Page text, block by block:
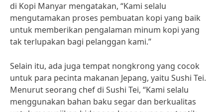
di Kopi Manyar mengatakan, “Kami selalu
mengutamakan proses pembuatan kopi yang baik
untuk memberikan pengalaman minum kopi yang
tak terlupakan bagi pelanggan kami.”
Selain itu, ada juga tempat nongkrong yang cocok
untuk para pecinta makanan Jepang, yaitu Sushi Tei.
Menurut seorang chef di Sushi Tei, “Kami selalu
menggunakan bahan baku segar dan berkualitas